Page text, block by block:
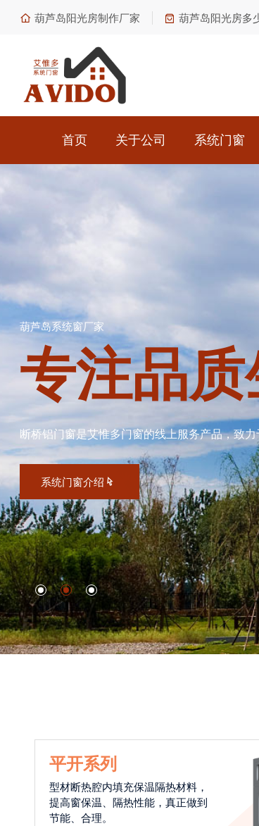
葫芦岛阳光房制作厂家 葫芦岛阳光房多
首页 关于公司 系统门窗
葫芦岛系统窗厂家
专注品
断桥铝门窗是艾惟多门窗的线上服务产品，致
系统门窗介绍
平开系列
型材断热腔内填充保温隔热材料，
提高窗保温、隔热性能，真正做到
节能、合理。